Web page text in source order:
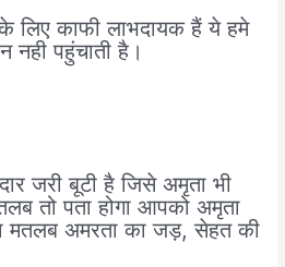
लिए काफी लाभदायक हैं ये हमे
नही पहुंचाती है।
जरी बूटी है जिसे अमृता भी
तो पता होगा आपको अमृता
मतलब अमरता का जड़, सेहत की